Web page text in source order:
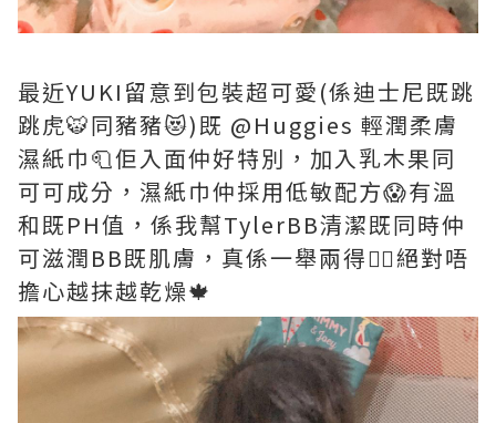
最近YUKI留意到包裝超可愛(係迪士尼既跳
跳虎🐯同豬豬😻)既 @Huggies 輕潤柔膚
濕紙巾🧻佢入面仲好特別，加入乳木果同
可可成分，濕紙巾仲採用低敏配方😱有溫
和既PH值，係我幫TylerBB清潔既同時仲
可滋潤BB既肌膚，真係一舉兩得👍🏽絕對唔
擔心越抹越乾燥🍁